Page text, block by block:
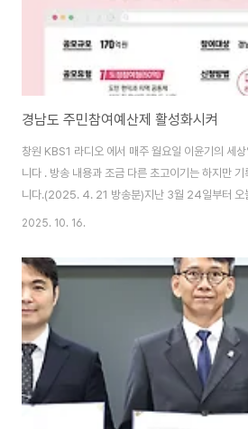
경남도 주민참여예산제 활성화시켜
창원 KBS1 라디오 에서 매주 월요일 이윤기의 세
니다 . 방송 내용과 조금 다른 초고이기는 하지만
니다.(2025. 4. 21 방송분)지난 3월 24일부터 오
주민참여예산 주민제안 사업 공모가 추진되고 있으
다. 오늘은 경남 도내 각 지방자치단체에서 시행하
대하여 함께 살펴보겠습니다. 주민참여예산제도는
에 직접 참여하여 재정운영의 투명성을 높이고 재
과정에 직접 참여함을서 주민들이 원하는 사업을
지방자치는 크게 단체 자..
2025. 10. 16.